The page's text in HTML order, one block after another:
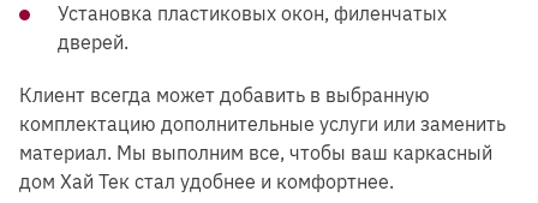
Установка пластиковых окон, филенчатых
дверей.
Клиент всегда может добавить в выбранную
комплектацию дополнительные услуги или заменить
материал. Мы выполним все, чтобы ваш каркасный
дом Хай Тек стал удобнее и комфортнее.